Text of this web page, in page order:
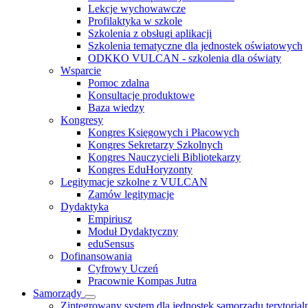
Lekcje wychowawcze
Profilaktyka w szkole
Szkolenia z obsługi aplikacji
Szkolenia tematyczne dla jednostek oświatowych
ODKKO VULCAN - szkolenia dla oświaty
Wsparcie
Pomoc zdalna
Konsultacje produktowe
Baza wiedzy
Kongresy
Kongres Księgowych i Płacowych
Kongres Sekretarzy Szkolnych
Kongres Nauczycieli Bibliotekarzy
Kongres EduHoryzonty
Legitymacje szkolne z VULCAN
Zamów legitymacje
Dydaktyka
Empiriusz
Moduł Dydaktyczny
eduSensus
Dofinansowania
Cyfrowy Uczeń
Pracownie Kompas Jutra
Samorządy
Zintegrowany system dla jednostek samorządu